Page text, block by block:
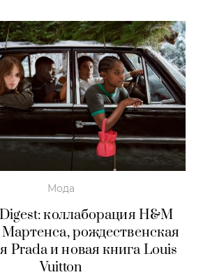
Мода
коллаборация H&M
рождественская
Prada и новая книга Louis
Vuitton